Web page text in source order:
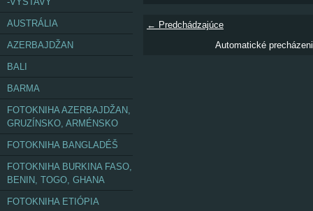
← Predchádzajúce
Automatické
AUSTRÁLIA
AZERBAJDŽAN
BALI
BARMA
FOTOKNIHA AZERBAJDŽAN,
GRUZÍNSKO, ARMÉNSKO
FOTOKNIHA BANGLADÉŠ
FOTOKNIHA BURKINA FASO,
BENIN, TOGO, GHANA
FOTOKNIHA ETIÓPIA